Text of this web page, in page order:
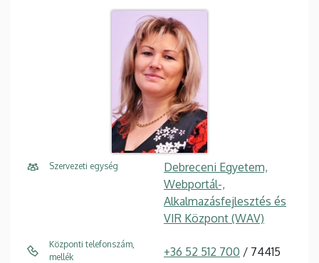
Szervezeti egység
Debreceni Egyetem,
Webportál-,
Alkalmazásfejlesztés és
VIR Központ (WAV)
Központi telefonszám,
mellék
+36 52 512 700 / 74415